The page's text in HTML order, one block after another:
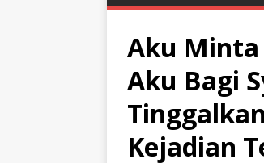
Aku Minta
Aku Bagi
Kejadian